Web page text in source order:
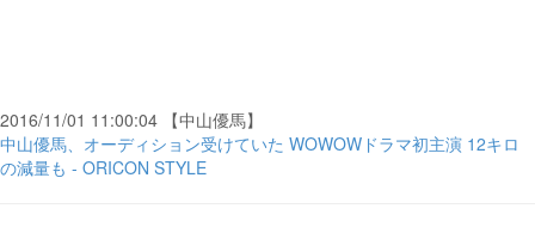
2016/11/01 11:00:04 【中山優馬】
中山優馬、オーディション受けていた WOWOWドラマ初主演 12キロ
の減量も - ORICON STYLE